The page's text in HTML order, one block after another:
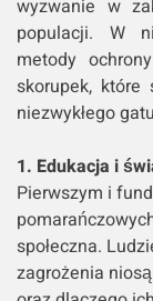
wyzwanie w
populacji. W
metody
skorupek,
niezwykłego
1. Edukacja i
Pierwszym i
społeczna.
zagrożenia